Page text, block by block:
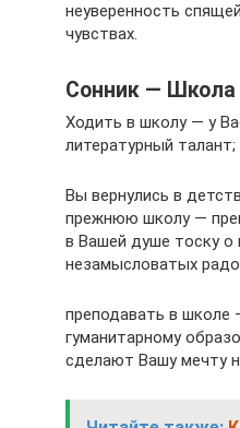
неуверенность
чувствах.
Сонник — Школа
Ходить в школу — у
литературный талант;
Вы вернулись в
прежнюю школу —
в Вашей душе тоску о
незамысловатых­
преподавать в школе
гуманитарному
сделают Вашу мечту